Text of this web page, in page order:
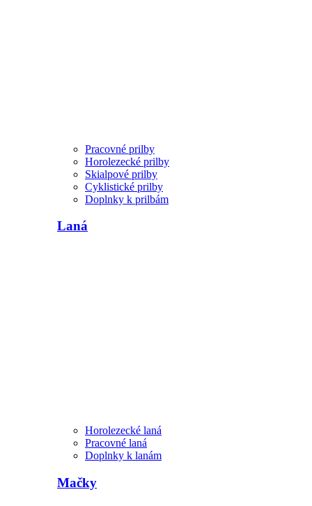
Pracovné prilby
Horolezecké prilby
Skialpové prilby
Cyklistické prilby
Doplnky k prilbám
Laná
Horolezecké laná
Pracovné laná
Doplnky k lanám
Mačky